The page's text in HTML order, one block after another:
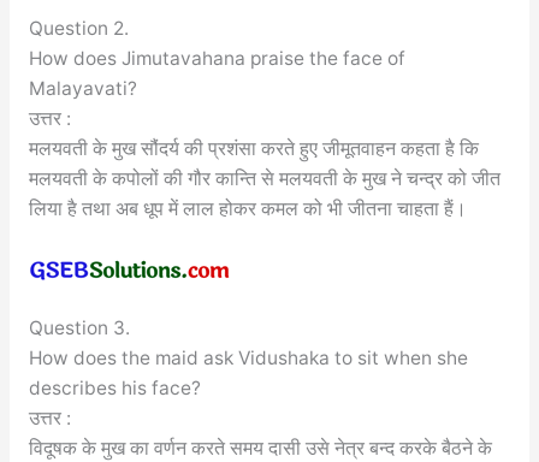
Question 2.
How does Jimutavahana praise the face of
Malayavati?
उत्तर :
मलयवती के मुख सौंदर्य की प्रशंसा करते हुए जीमूतवाहन कहता है कि
मलयवती के कपोलों की गौर कान्ति से मलयवती के मुख ने चन्द्र को जीत
लिया है तथा अब धूप में लाल होकर कमल को भी जीतना चाहता हैं।
Question 3.
How does the maid ask Vidushaka to sit when she
describes his face?
उत्तर :
विदूषक के मुख का वर्णन करते समय दासी उसे नेत्र बन्द करके बैठने के